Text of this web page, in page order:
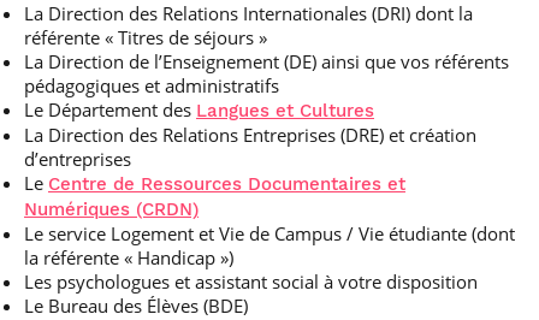
La Direction des Relations Internationales (DRI) dont la
référente « Titres de séjours »
La Direction de l’Enseignement (DE) ainsi que vos référents
pédagogiques et administratifs
Le Département des Langues et Cultures
La Direction des Relations Entreprises (DRE) et création
d’entreprises
Le Centre de Ressources Documentaires et
Numériques (CRDN)
Le service Logement et Vie de Campus / Vie étudiante (dont
la référente « Handicap »)
Les psychologues et assistant social à votre disposition
Le Bureau des Élèves (BDE)